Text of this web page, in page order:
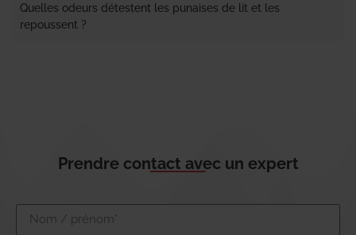
Quelles odeurs détestent les punaises de lit et les
repoussent ?
Prendre contact avec un expert